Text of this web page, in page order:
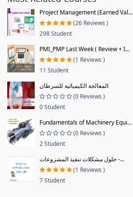
Project Management (Earned Val...
(26 Reviews )
298 Student
PMI_PMP Last Week ( Review + I...
(1 Reviews )
11 Student
المعالجة الكيميائية للسرطان
(0 Reviews )
0 Student
Fundamentals of Machinery Equi...
(0 Reviews )
2 Student
حلول مشكلات تنفيذ المشروعات -...
(1 Reviews )
7 Student